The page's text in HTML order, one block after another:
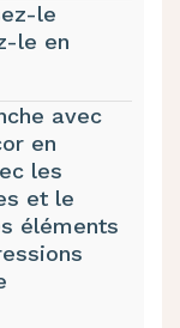
le
le en
avec
en
les
et le
éléments